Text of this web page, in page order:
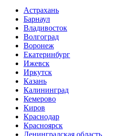
Астрахань
Барнаул
Владивосток
Волгоград
Воронеж
Екатеринбург
Ижевск
Иркутск
Казань
Калининград
Кемерово
Киров
Краснодар
Красноярск
Ленинградская область